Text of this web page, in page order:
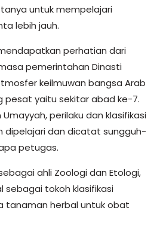
untuk mempelajari
lebih jauh.
perhatian dari
pemerintahan Dinasti
keilmuwan bangsa Arab
pesat yaitu sekitar abad ke-7.
perilaku dan klasifikasi
dipelajari dan dicatat sungguh-
petugas.
ahli Zoologi dan Etologi,
sebagai tokoh klasifikasi
tanaman herbal untuk obat